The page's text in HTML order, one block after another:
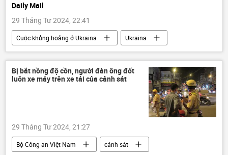
Daily Mail
29 Tháng Tư 2024, 22:41
Cuộc khủng hoảng ở Ukraina
Ukraina
NATO
Báo chí thế giới
Chiến dịch quân sự đặc biệt tại Ukraina
phương Tây
Nga
Bị bắt nồng độ cồn, người đàn ông đốt
luôn xe máy trên xe tải của cảnh sát
29 Tháng Tư 2024, 21:27
Bộ Công an Việt Nam
cảnh sát